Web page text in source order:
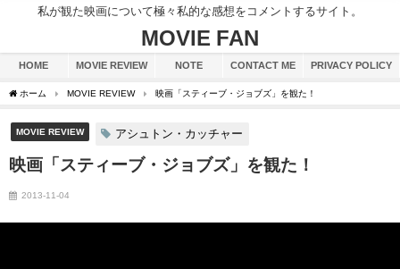
私が観た映画について極々私的な感想をコメントするサイト。
MOVIE FAN
HOME MOVIE REVIEW NOTE CONTACT ME PRIVACY POLICY
ホーム MOVIE REVIEW 映画「スティーブ・ジョブズ」を観た！
MOVIE REVIEW アシュトン・カッチャー
映画「スティーブ・ジョブズ」を観た！
2013-11-04